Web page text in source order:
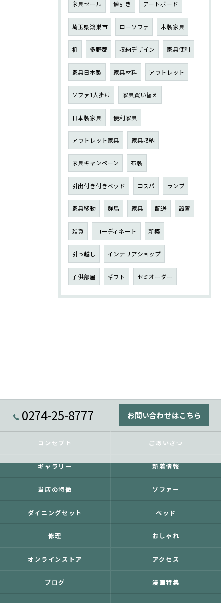
家具セール 値引き アートボード
埼玉県鴻巣市 ローソファ 木製家具
机 多野郡 収納デザイン 家具便利
家具日本製 家具材料 アウトレット
ソファ1人掛け 家具買い替え
日本製家具 便利家具
アウトレット家具 家具収納
家具キャンペーン 布製
引出付き付きベッド コスパ ランプ
家具移動 群馬 家具 配送 設置
雑貨 コーディネート 新築
引っ越し インテリアショップ
子供部屋 ギフト セミオーダー
0274-25-8777 お問い合わせはこちら
コンセプト ごあいさつ
ギャラリー 新着情報
当店の特徴 ソファー
ダイニングセット ベッド
修理 おしゃれ
オンラインストア アクセス
ブログ 漫画特集